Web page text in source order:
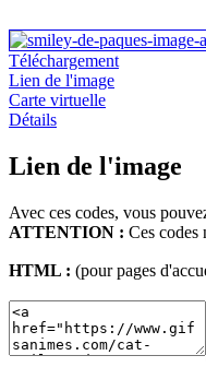
Téléchargement
Lien de l'image
Carte virtuelle
Détails
Lien de l'image
Avec ces codes, vous
ATTENTION : Ces codes
HTML : (pour pages